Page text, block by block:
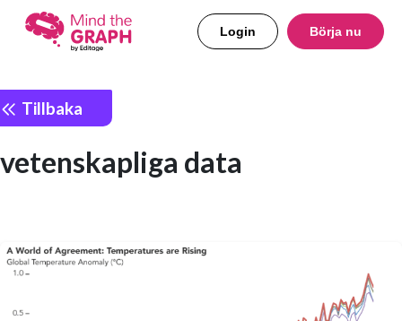
Login Börja nu
Tillbaka
vetenskapliga data